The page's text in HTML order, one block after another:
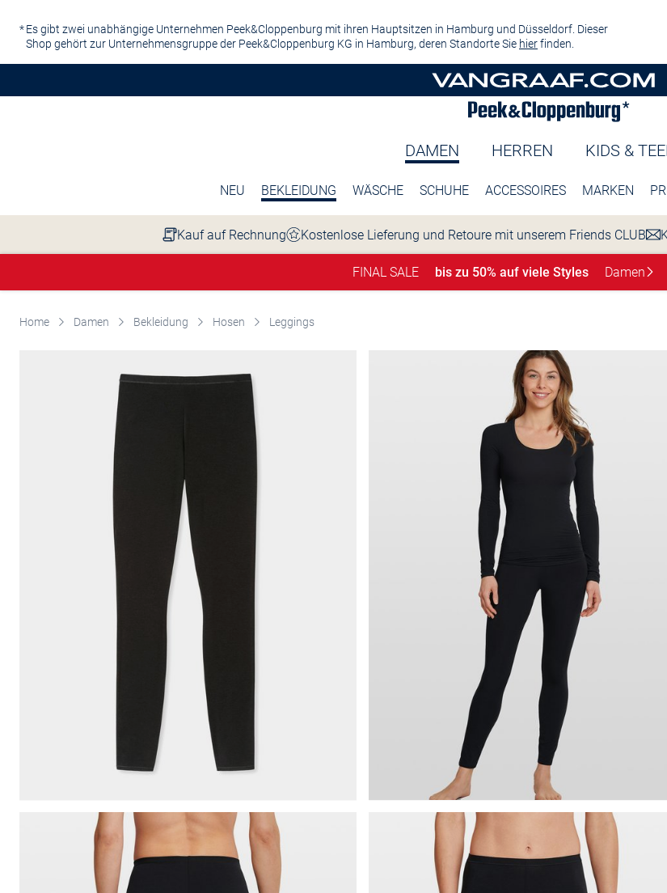
Es gibt zwei unabhängige Unternehmen Peek&Cloppenburg mit ihren Hauptsitzen in Hamburg und Düsseldorf. Dieser
Shop gehört zur Unternehmensgruppe der Peek&Cloppenburg KG in Hamburg, deren Standorte Sie hierfinden.
DAMEN HERREN KIDS &
NEU BEKLEIDUNG WÄSCHE SCHUHE ACCESSOIRES MARKEN
Kauf auf Rechnung Kostenlose Lieferung und Retoure mit unserem Friends CLUB
FINAL SALE bis zu 50% auf viele Styles Damen
Home Damen Bekleidung Hosen Leggings